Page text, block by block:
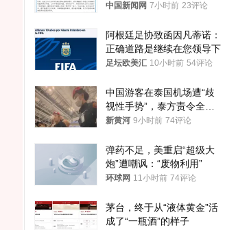
中国新闻网 7小时前 23评论
阿根廷足协致函因凡蒂诺：
正确道路是继续在您领导下
足坛欧美汇 10小时前 54评论
中国游客在泰国机场遭“歧
视性手势”，泰方责令全面
调查，对责任人采取最严厉
新黄河 9小时前 74评论
弹药不足，美重启“超级大
炮”遭嘲讽：“废物利用”
环球网 11小时前 74评论
茅台，终于从“液体黄金”活
成了“一瓶酒”的样子